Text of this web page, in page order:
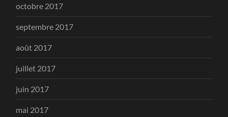
octobre 2017
septembre 2017
août 2017
juillet 2017
juin 2017
mai 2017